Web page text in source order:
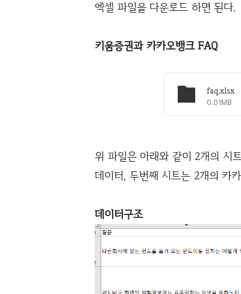
엑셀 파일을 다운로드 하면 된다.
키움증권과 카카오뱅크 FAQ
faq.xlsx
0.01MB
위 파일은 아래와 같이 2개의 시
데이터, 두번째 시트는 2개의 카
데이터구조